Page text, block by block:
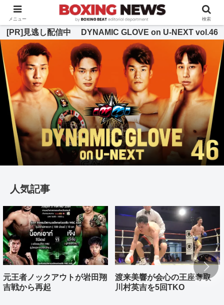
BOXING BEAT [ボクシング・ビート] 公式サイト
[PR]見逃し配信中 DYNAMIC GLOVE on U-NEXT vol.46
人気記事
元王者ノックアウトが岩田翔
吉戦から再起
渡来美響が会心の王座奪取
川村英吉を5回TKO
メニュー 検索